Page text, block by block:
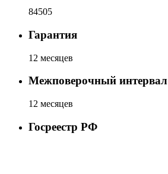
84505
Гарантия
12 месяцев
Межповерочный интервал
12 месяцев
Госреестр РФ